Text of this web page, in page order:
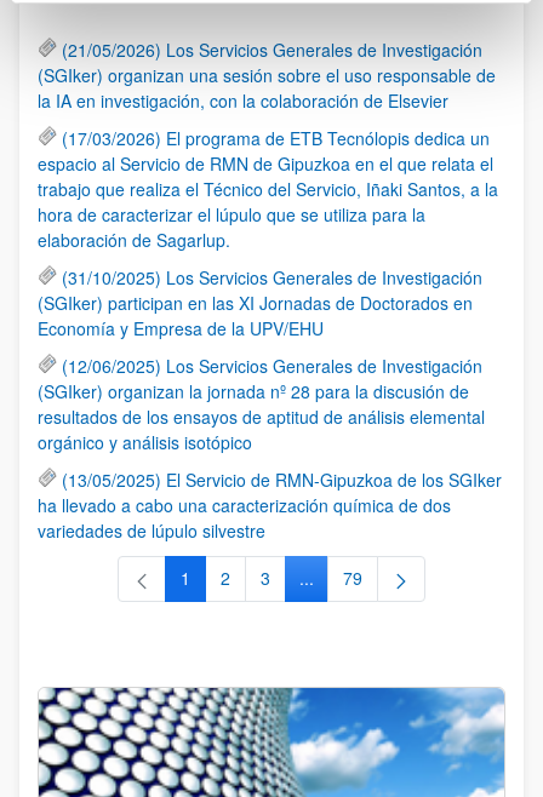
(21/05/2026) Los Servicios Generales de Investigación
(SGIker) organizan una sesión sobre el uso responsable de
la IA en investigación, con la colaboración de Elsevier
(17/03/2026) El programa de ETB Tecnólopis dedica un
espacio al Servicio de RMN de Gipuzkoa en el que relata el
trabajo que realiza el Técnico del Servicio, Iñaki Santos, a la
hora de caracterizar el lúpulo que se utiliza para la
elaboración de Sagarlup.
(31/10/2025) Los Servicios Generales de Investigación
(SGIker) participan en las XI Jornadas de Doctorados en
Economía y Empresa de la UPV/EHU
(12/06/2025) Los Servicios Generales de Investigación
(SGIker) organizan la jornada nº 28 para la discusión de
resultados de los ensayos de aptitud de análisis elemental
orgánico y análisis isotópico
(13/05/2025) El Servicio de RMN-Gipuzkoa de los SGIker
ha llevado a cabo una caracterización química de dos
variedades de lúpulo silvestre
Página
1 Página
2 Página
3 ...Páginas intermedias Use TAB
Página
79